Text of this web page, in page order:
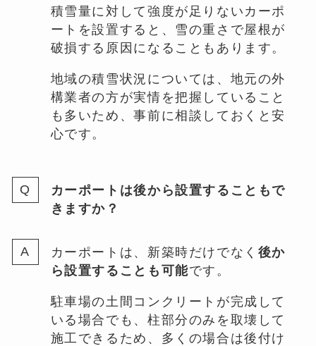
積雪量に対して強度が足りないカーポ
ートを設置すると、雪の重さで屋根が
破損する原因になることもあります。
地域の積雪状況については、地元の外
構業者の方が実情を把握していること
も多いため、事前に相談しておくと安
心です。
カーポートは後から設置することもで
きますか？
カーポートは、新築時だけでなく 後か
ら設置することも可能です。
駐車場の土間コンクリートが完成して
いる場合でも、柱部分のみを取壊して
施工できるため、多くの場合は後付け